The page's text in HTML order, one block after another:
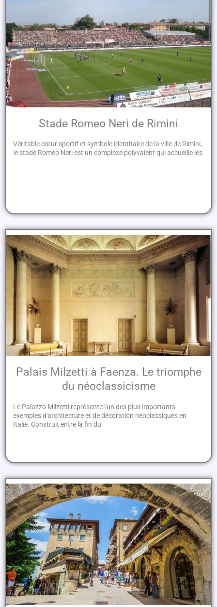
Stade Romeo Neri de Rimini
Véritable cœur sportif et symbole identitaire de la ville de Rimini,
le stade Romeo Neri est un complexe polyvalent qui accueille les
Palais Milzetti à Faenza. Le triomphe
du néoclassicisme
Le Palazzo Milzetti représente l'un des plus importants
exemples d'architecture et de décoration néoclassiques en
Italie. Construit entre la fin du